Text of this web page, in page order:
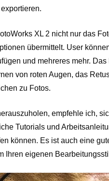
XL 2 nicht nur das
übermittelt. User
und mehreres mehr.
von roten Augen, das
zu Fotos.
empfehle ich,
Tutorials und
können. Es ist auch eine
Ihren eigenen